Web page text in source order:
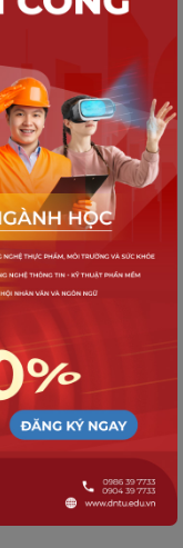
các doanh
lược với
Châu, mở
làm cho sinh